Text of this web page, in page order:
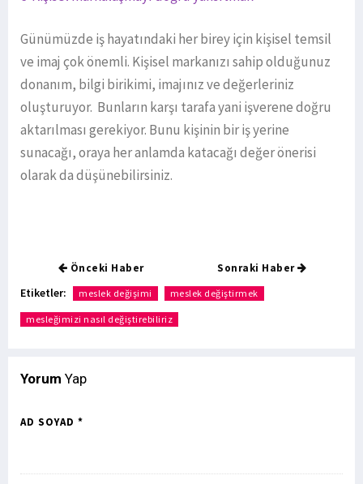
Günümüzde iş hayatındaki her birey için kişisel temsil
ve imaj çok önemli. Kişisel markanızı sahip olduğunuz
donanım, bilgi birikimi, imajınız ve değerleriniz
oluşturuyor. Bunların karşı tarafa yani işverene doğru
aktarılması gerekiyor. Bunu kişinin bir iş yerine
sunacağı, oraya her anlamda katacağı değer önerisi
olarak da düşünebilirsiniz.
Önceki Haber Sonraki Haber
Etiketler: meslek değişimi meslek değiştirmek
mesleğimizi nasıl değiştirebiliriz
Yorum Yap
AD SOYAD *